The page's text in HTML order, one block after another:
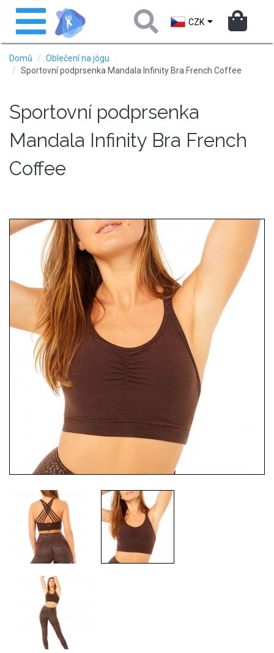
Přejít
hlavnímu
obsahu
Toggle
navigation
CZK
Domů
Oblečení na jógu
Sportovní podprsenka Mandala Infinity Bra French Coffee
Sportovní podprsenka
Mandala Infinity Bra French
Coffee